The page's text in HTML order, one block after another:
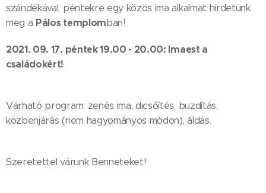
szándékával, péntekre egy közös ima alkalmat hirdetünk
meg a Pálos templomban!
2021. 09. 17. péntek 19.00 - 20.00: Imaest a
családokért!
Várható program: zenés ima, dicsőítés, buzdítás,
közbenjárás (nem hagyományos módon), áldás.
Szeretettel várunk Benneteket!